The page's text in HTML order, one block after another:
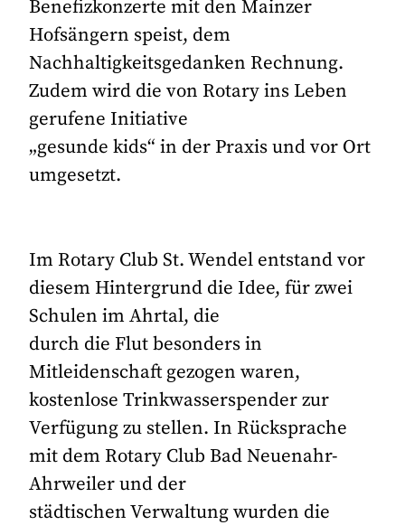
Benefizkonzerte mit den Mainzer
Hofsängern speist, dem
Nachhaltigkeitsgedanken Rechnung.
Zudem wird die von Rotary ins Leben
gerufene Initiative
„gesunde kids“ in der Praxis und vor Ort
umgesetzt.
Im Rotary Club St. Wendel entstand vor
diesem Hintergrund die Idee, für zwei
Schulen im Ahrtal, die
durch die Flut besonders in
Mitleidenschaft gezogen waren,
kostenlose Trinkwasserspender zur
Verfügung zu stellen. In Rücksprache
mit dem Rotary Club Bad Neuenahr-
Ahrweiler und der
städtischen Verwaltung wurden die